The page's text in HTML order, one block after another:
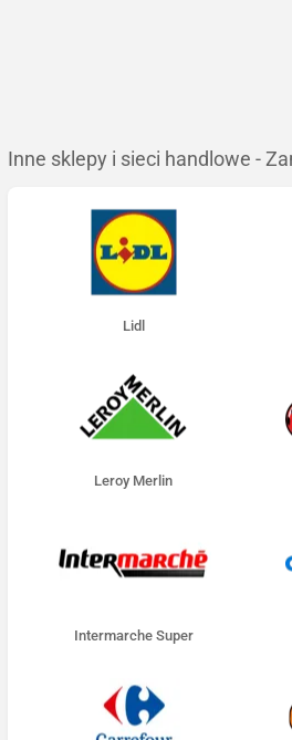
Inne sklepy i sieci handlowe -
Lidl
Leroy Merlin
Intermarche Super